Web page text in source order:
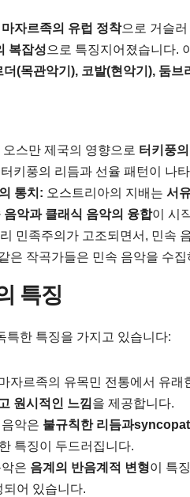
자르족의 유럽 정착으로 거슬
복잡성으로 특징지어졌습니다.
더(목관악기), 코발(현악기), 둠브
오스만 제국의 영향으로 터키풍
키풍의 리듬과 선율 패턴이 나
통치: 오스트리아의 지배는 서
음악과 클래식 음악의 융합이 시
민족주의가 고조되면서, 민속
은 작곡가들은 민속 음악을 수
특징
특한 특징을 가지고 있습니다:
자르족의 유목민 전통에서 유래
원시적인 느낌을 제공합니다.
악은 불규칙한 리듬과
특징이 두드러집니다.
은 음계의 반음계적 변형이 특
어 있습니다.